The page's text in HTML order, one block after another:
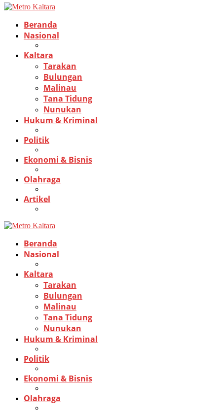
Beranda
Nasional
Kaltara
Tarakan
Bulungan
Malinau
Tana Tidung
Nunukan
Hukum & Kriminal
Politik
Ekonomi & Bisnis
Olahraga
Artikel
Beranda
Nasional
Kaltara
Tarakan
Bulungan
Malinau
Tana Tidung
Nunukan
Hukum & Kriminal
Politik
Ekonomi & Bisnis
Olahraga